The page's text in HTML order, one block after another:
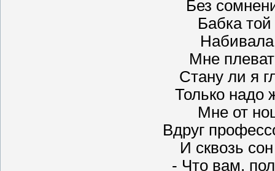
Без
Бабка
Мне
Стану ли я
Только надо
Мне от
Вдруг
И сквозь
- Что вам,